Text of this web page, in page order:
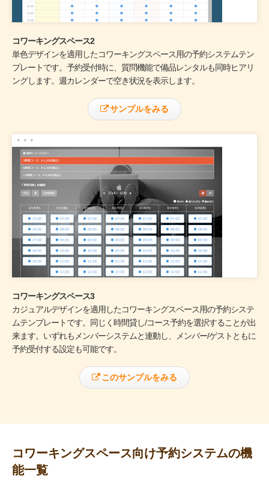
コワーキングスペース2
単色デザインを適用したコワーキングスペース用の予約システムテン
プレートです。予約受付時に、質問機能で備品レンタルも同時ヒアリ
ングします。週カレンダーで空き状況を表示します。
サンプルをみる
コワーキングスペース3
カジュアルデザインを適用したコワーキングスペース用の予約システ
ムテンプレートです。同じく時間貸し/コース予約を選択することが出
来ます。いずれもメンバーシステムと連動し、メンバー/ゲストともに
予約受付する設定も可能です。
このサンプルをみる
コワーキングスペース向け予約システムの機
能一覧